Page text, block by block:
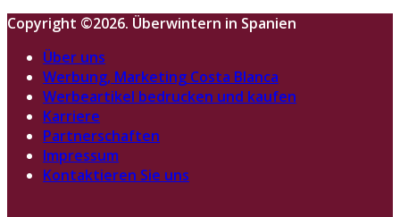
Copyright ©2026. Überwintern in Spanien
Über uns
Werbung, Marketing Costa Blanca
Werbeartikel bedrucken und kaufen
Karriere
Partnerschaften
Impressum
Kontaktieren Sie uns